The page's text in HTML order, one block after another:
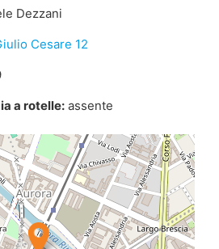
Dezzani
Cesare 12
a rotelle:assente